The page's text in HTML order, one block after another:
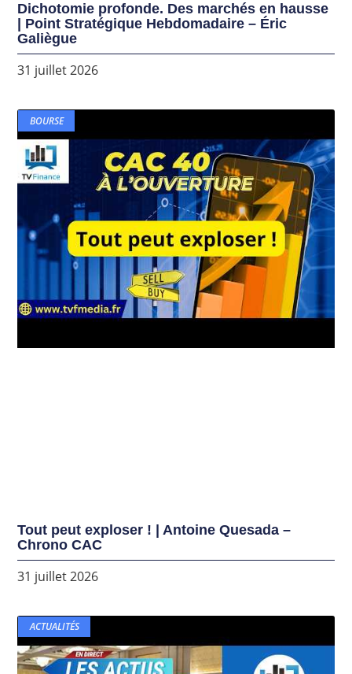
Dichotomie profonde. Des marchés en hausse
| Point Stratégique Hebdomadaire – Éric
Galiègue
31 juillet 2026
BOURSE
Tout peut exploser ! | Antoine Quesada –
Chrono CAC
31 juillet 2026
ACTUALITÉS